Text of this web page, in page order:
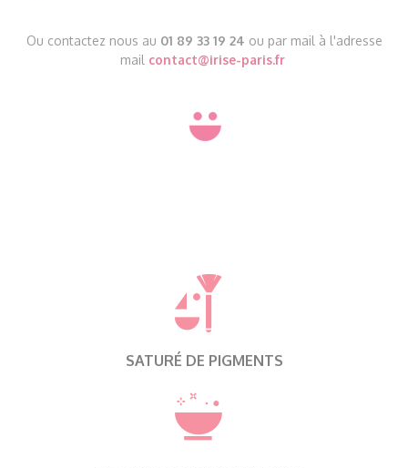
Ou contactez nous au 01 89 33 19 24 ou par mail à l'adresse
mail contact@irise-paris.fr
SATURÉ DE PIGMENTS